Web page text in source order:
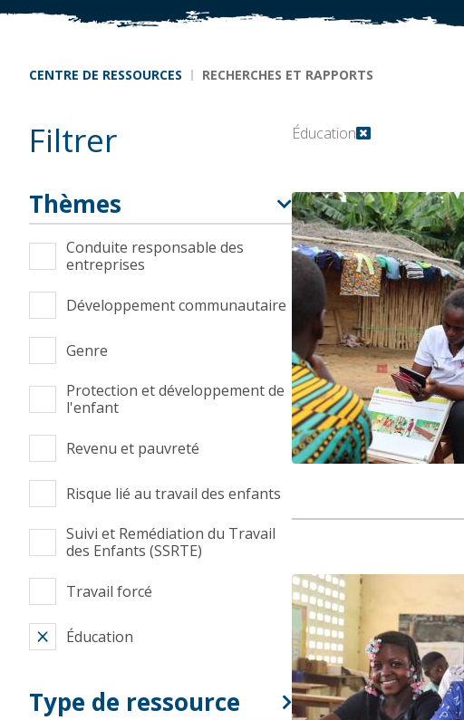
Fil d'Ariane
CENTRE DE RESSOURCES RECHERCHES ET RAPPORTS
Filtrer
Thèmes
Conduite responsable des
entreprises
Développement communautaire
Genre
Protection et développement de
l'enfant
Revenu et pauvreté
Risque lié au travail des enfants
Suivi et Remédiation du Travail
des Enfants (SSRTE)
Travail forcé
Éducation
Type de ressource
Éducation